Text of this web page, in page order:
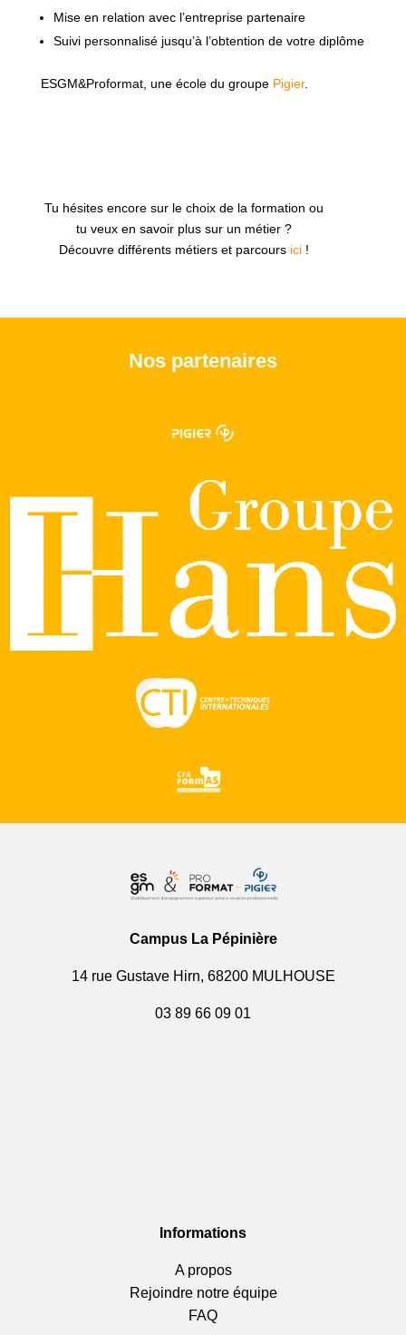
Mise en relation avec l’entreprise partenaire
Suivi personnalisé jusqu’à l’obtention de votre diplôme
ESGM&Proformat, une école du groupe Pigier.
Tu hésites encore sur le choix de la formation ou
tu veux en savoir plus sur un métier ?
Découvre différents métiers et parcours ici!
Nos partenaires
Campus La Pépinière
14 rue Gustave Hirn, 68200 MULHOUSE
03 89 66 09 01
Informations
A propos
Rejoindre notre équipe
FAQ